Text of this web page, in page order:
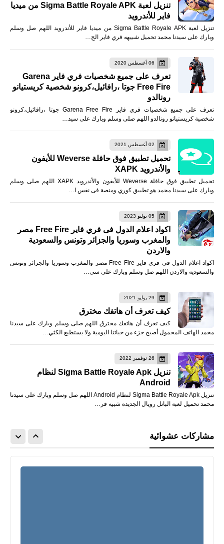
تنزيل لعبة Sigma Battle Royale APK من ميديا
فاير للأندرويد
تنزيل لعبة Sigma Battle Royale APK من ميديا فاير للأندرويد اللهم صل وسلم
وبارك على سيدنا محمد تحميل شبيهه فري فاير الج…
06 أغسطس 2020
تعرف على جميع شخصيات فري فاير Garena
Free Fire جوتا ،رافائيل،كرونو شخصية كريستيانو
رونالدو
تعرف على جميع شخصيات فري فاير Garena Free Fire جوتا ،رافائيل،كرونو
شخصية كريستيانو رونالدو اللهم صلى وسلم وبارك على سيد…
02 أغسطس 2021
تحميل تطبيق فوق حافلة Weverse للأيفون
والأندرويد XAPK
تحميل تطبيق فوق حافلة Weverse للأيفون والأندرويد XAPK اللهم صلى وسلم
وبارك على سيدنا محمد هو تطبيق كوري ومنصة فى نفس ا…
05 يوليو 2023
اكواد اعلام الدول فى فري فاير Free Fire مصر
والمغرب وسوريا والجزائر وتونس والسعودية
والاردن
اكواد اعلام الدول فى فري فاير Free Fire مصر والمغرب وسوريا والجزائر وتونس
والسعودية والاردن اللهم صل وسلم وبارك على سي…
29 يوليو 2021
كيف تعرف أن هاتفك مخترق
كيف تعرف أن هاتفك مخترق اللهم صلى وسلم وبارك على سيدنا
محمد الهاتف المحمول أصبح جزء من حياتنا اليومية ولا يستطيع الكثي…
26 نوفمبر 2022
تنزيل Sigma Battle Royale Apk لنظام
Android
تنزيل Sigma Battle Royale Apk لنظام Android اللهم صل وسلم وبارك على سيدنا
محمد تحميل لعبة الباتل رويال الجديدة شبيه فر…
مشاركات عشوائية